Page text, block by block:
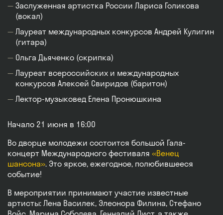
Заслуженная артистка России Лариса Голикова
(вокал)
Лауреат международных конкурсов Андрей Кулигин
(гитара)
Ольга Дьяченко (скрипка)
Лауреат всероссийских и международных
конкурсов Алексей Свиридов (баритон)
Лектор-музыковед Елена Пронюшкина
Начало 21 июня в 16:00
Во дворце молодежи состоится большой Гала-
концерт Международного фестиваля «Венец
шансона». Это яркое, ежегодное, полюбившееся
событие!
В мероприятии принимают участие известные
артисты: Лена Василек, Элеонора Филина, Стефано